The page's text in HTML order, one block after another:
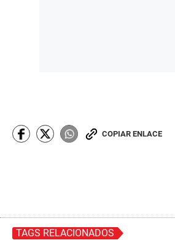
COPIAR ENLACE
TAGS RELACIONADOS